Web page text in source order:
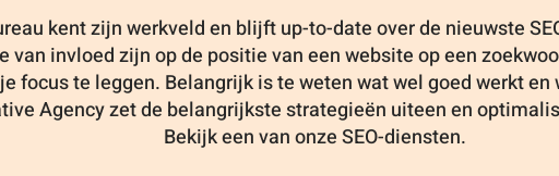
kent zijn werkveld en blijft up-to-date over de nieuwste
van invloed zijn op de positie van een website op een
focus te leggen. Belangrijk is te weten wat wel goed werkt
Agency zet de belangrijkste strategieën uiteen en
Bekijk een van onze SEO-diensten.